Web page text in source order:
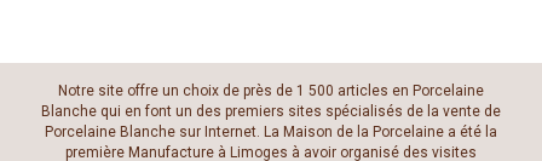
Notre site offre un choix de près de 1 500 articles en Porcelaine
Blanche qui en font un des premiers sites spécialisés de la vente de
Porcelaine Blanche sur Internet. La Maison de la Porcelaine a été la
première Manufacture à Limoges à avoir organisé des visites